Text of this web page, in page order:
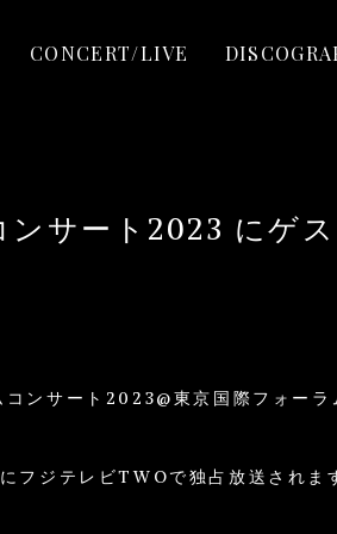
CONCERT/LIVE
サート2023 にゲ
ンサート2023@東京国際フォー
フジテレビTWOで独占放送されま